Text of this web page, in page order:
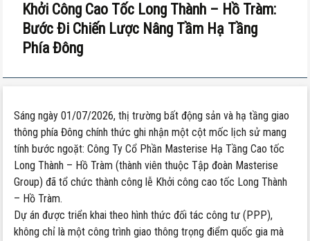
Khởi Công Cao Tốc Long Thành – Hồ Tràm:
Bước Đi Chiến Lược Nâng Tầm Hạ Tầng
Phía Đông
Sáng ngày 01/07/2026, thị trường bất động sản và hạ tầng giao
thông phía Đông chính thức ghi nhận một cột mốc lịch sử mang
tính bước ngoặt: Công Ty Cổ Phần Masterise Hạ Tầng Cao tốc
Long Thành – Hồ Tràm (thành viên thuộc Tập đoàn Masterise
Group) đã tổ chức thành công lễ Khởi công cao tốc Long Thành
– Hồ Tràm.
Dự án được triển khai theo hình thức đối tác công tư (PPP),
không chỉ là một công trình giao thông trọng điểm quốc gia mà